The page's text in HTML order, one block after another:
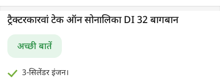
ट्रैक्टरकारवां टेक ऑन सोनालिका DI 32 बागबान
अच्छी बातें
3-सिलेंडर इंजन।